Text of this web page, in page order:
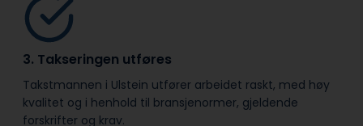
3. Takseringen utføres
Takstmannen i Ulstein utfører arbeidet raskt, med høy
kvalitet og i henhold til bransje­normer, gjeldende
forskrifter og krav.